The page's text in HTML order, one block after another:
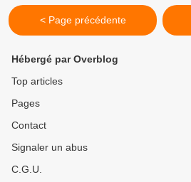
< Page précédente
Hébergé par Overblog
Top articles
Pages
Contact
Signaler un abus
C.G.U.